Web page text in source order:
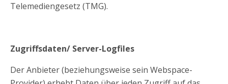
Telemediengesetz (TMG).
Zugriffsdaten/ Server-Logfiles
Der Anbieter (beziehungsweise sein Webspace-